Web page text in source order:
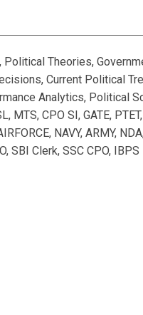
Theories,
Current Political
Analytics, Political
CPO SI, GATE, PTET,
NAVY, ARMY,
SBI Clerk, SSC CPO,